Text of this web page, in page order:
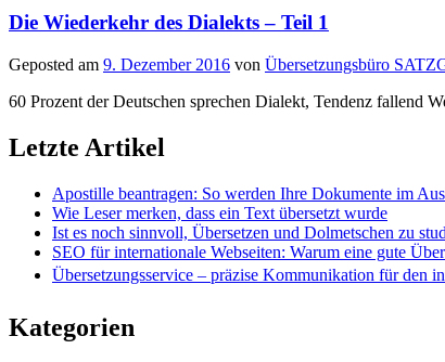
Die Wiederkehr des Dialekts – Teil 1
Geposted am 9. Dezember 2016 von Übersetzungsbüro
60 Prozent der Deutschen sprechen Dialekt, Tendenz fallend
Letzte Artikel
Apostille beantragen: So werden Ihre Dokumente im
Wie Leser merken, dass ein Text übersetzt wurde
Ist es noch sinnvoll, Übersetzen und Dolmetschen zu
SEO für internationale Webseiten: Warum eine gute
Übersetzungsservice – präzise Kommunikation für den
Kategorien